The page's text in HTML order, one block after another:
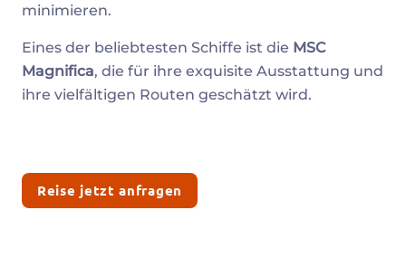
minimieren.
Eines der beliebtesten Schiffe ist die MSC
Magnifica, die für ihre exquisite Ausstattung und
ihre vielfältigen Routen geschätzt wird.
Reise jetzt anfragen